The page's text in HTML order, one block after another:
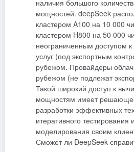
наличия большого
мощностей. deepSeek
кластером A100 на 10 000
кластером H800 на 50 000
неограниченным доступом
услуг (под экспортным
рубежом. Провайдеры
рубежом (не подлежат
Такой широкий доступ к
мощностям имеет
разработки эффективных
итеративного тестирования
моделирования своим
Сможет ли DeepSeek